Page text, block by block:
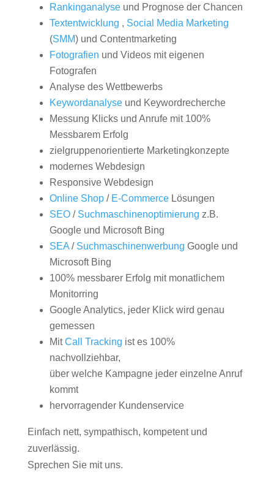
Rankinganalyseund Prognose der Chancen
Textentwicklung , Social Media Marketing
(SMM) und Contentmarketing
Fotografien und Videos mit eigenen
Fotografen
Analyse des Wettbewerbs
Keywordanalyseund Keywordrecherche
Messung Klicks und Anrufe mit 100%
Messbarem Erfolg
zielgruppenorientierte Marketingkonzepte
modernes Webdesign
Responsive Webdesign
Online Shop/ E-CommerceLösungen
SEO/ Suchmaschinenoptimierung z.B.
Google und Microsoft Bing
SEA/ Suchmaschinenwerbung Google und
Microsoft Bing
100% messbarer Erfolg mit monatlichem
Monitorring
Google Analytics, jeder Klick wird genau
gemessen
MitCall Tracking ist es 100%
nachvollziehbar,
über welche Kampagne jeder einzelne Anruf
kommt
hervorragender Kundenservice
Einfach nett, sympathisch, kompetent und
zuverlässig.
Sprechen Sie mit uns.